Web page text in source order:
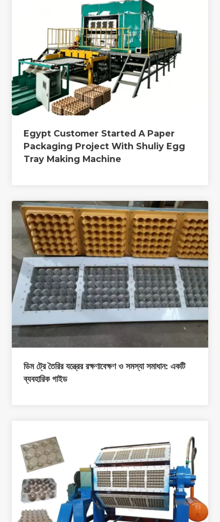
Egypt Customer Started A Paper
Packaging Project With Shuliy Egg
Tray Making Machine
ডিম ট্রে তৈরির যন্ত্রের রক্ষণাবেক্ষণ ও সমস্যা সমাধান: একটি
ব্যবহারিক গাইড